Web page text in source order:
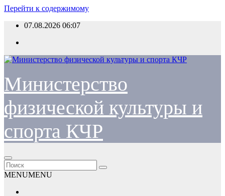
Перейти к содержимому
07.08.2026 06:07
Министерство
физической культуры и
спорта КЧР
MENUMENU